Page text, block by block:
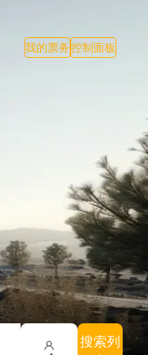
我的票务控制面板
搜索列